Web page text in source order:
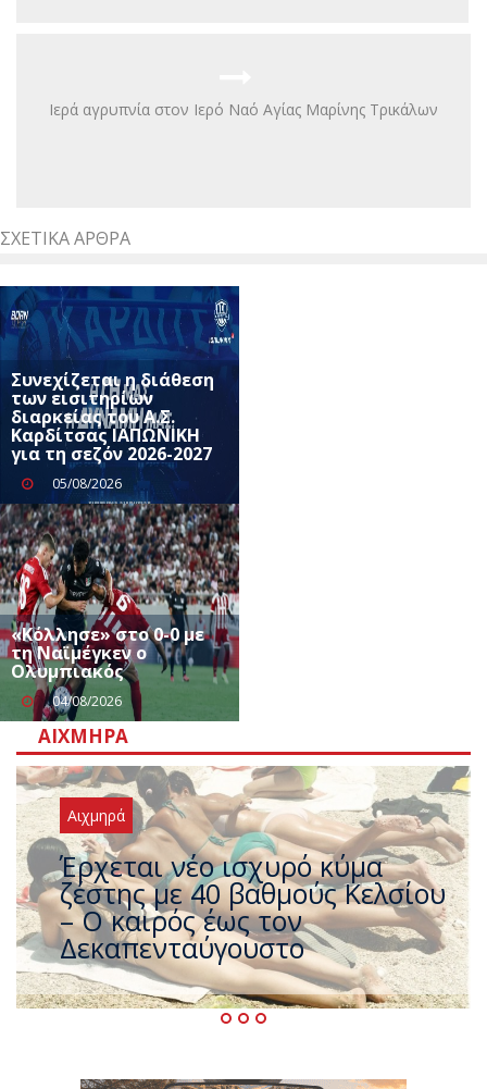
Iερά αγρυπνία στον Ιερό Ναό Αγίας Μαρίνης Τρικάλων
ΣΧΕΤΙΚΆ ΆΡΘΡΑ
Συνεχίζεται η διάθεση
των εισιτηρίων
διαρκείας του Α.Σ.
Καρδίτσας ΙΑΠΩΝΙΚΗ
για τη σεζόν 2026-2027
05/08/2026
«Κόλλησε» στο 0-0 με
τη Ναϊμέγκεν ο
Ολυμπιακός
04/08/2026
ΑΙΧΜΗΡΆ
Αιχμηρά
Άφαντος ο Τσίπρας… την ώρα
που η χώρα καίγεται